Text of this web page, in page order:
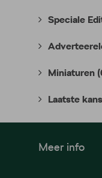
Speciale
Miniaturen
Laatste kans
Meer info